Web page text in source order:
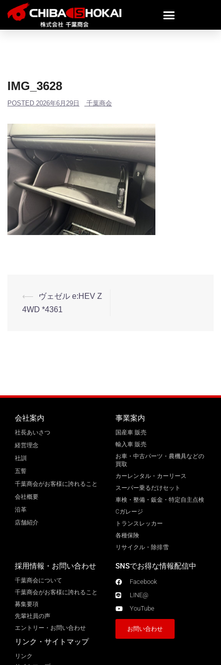
IMG_3628
POSTED 2026年6月29日 千葉商会
⟵
ヴェゼル e:HEV Z
4WD *4361
会社案内
社長あいさつ
経営理念
社訓
五誓
千葉商会がお客様に誇れること
会社概要
沿革
店舗紹介
事業案内
国産車 販売
輸入車 販売
お車・中古パーツ・農機具などの
買取
カーレンタル・カーリース
スーパー乗るだけセット
車検・整備・鈑金・特定自主点検
Cガレージ
トランスレッカー
各種保険
リサイクル・除排雪
採用情報・お問い合わせ
千葉商会について
千葉商会がお客様に誇れること​
募集要項
先輩社員の声
エントリー・お問い合わせ
リンク・サイトマップ
リンク
SNSでお得な情報配信中
Facebook
LINE@
YouTube
お問い合わせ